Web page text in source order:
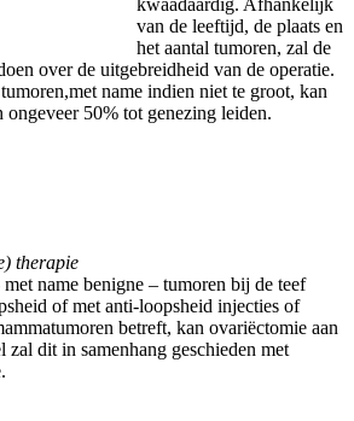
van de leeftijd, de plaats en
het aantal tumoren, zal de
over de uitgebreidheid van de operatie.
name indien niet te groot, kan
50% tot genezing leiden.
therapie
name benigne – tumoren bij de teef
of met anti-loopsheid injecties of
betreft, kan ovariëctomie aan
zal dit in samenhang geschieden met